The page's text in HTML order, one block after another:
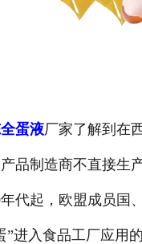
蛋液厂家了解到在
品制造商不直接生
代起，欧盟成员国
”进入食品工厂应用